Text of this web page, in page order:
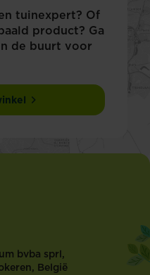
tuinexpert? Of
product? Ga
de buurt voor
bvba sprl,
België